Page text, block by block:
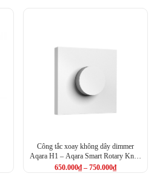
Công tắc xoay không dây dimmer
Aqara H1 – Aqara Smart Rotary Knob
H1 Wireless (ZNXNKG02LM)
650.000₫ – 750.000₫